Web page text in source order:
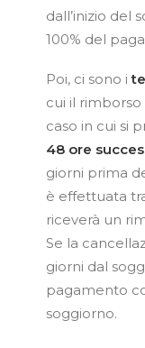
dall’inizio del
100% del
Poi, ci sono i
cui il
caso in cui si
48 ore
giorni prima
è effettuata
riceverà un
Se la
giorni dal
pagamento
soggiorno.